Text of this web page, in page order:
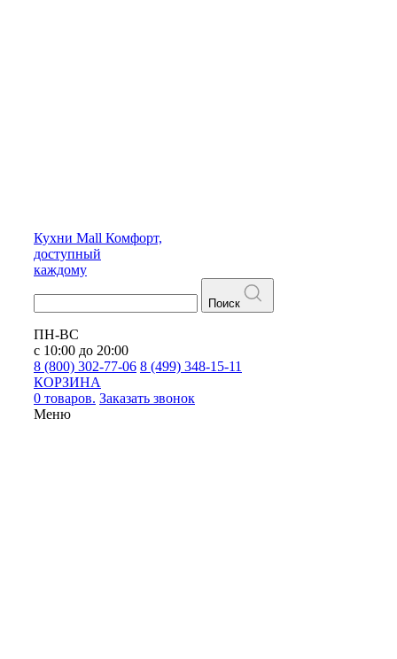
Кухни Mall Комфорт,
доступный
каждому
Поиск
ПН-ВС
с 10:00 до 20:00
8 (800) 302-77-06 8 (499) 348-15-11
КОРЗИНА
0 товаров. Заказать звонок
Меню